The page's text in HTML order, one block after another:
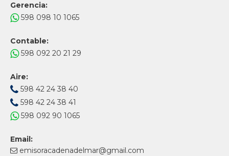
Gerencia:
598 098 10 1065
Contable:
598 092 20 21 29
Aire:
598 42 24 38 40
598 42 24 38 41
598 092 90 1065
Email:
emisoracadenadelmar@gmail.com